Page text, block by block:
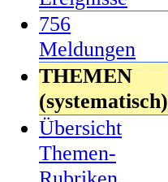
756
Meldungen
THEMEN
(systematisch)
Übersicht
Themen-